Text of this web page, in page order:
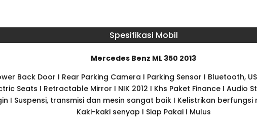
Spesifikasi Mobil
Mercedes Benz ML 350 2013
Back Door I Rear Parking Camera I Parking Sensor I Bluetooth,
Seats I Retractable Mirror I NIK 2012 I Khs Paket Finance I
I Suspensi, transmisi dan mesin sangat baik I Kelistrikan
Kaki-kaki senyap I Siap Pakai I Mulus